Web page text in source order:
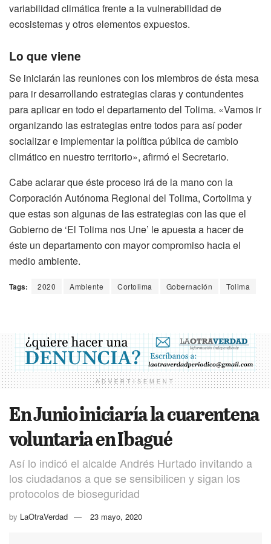
variabilidad climática frente a la vulnerabilidad de
ecosistemas y otros elementos expuestos.
Lo que viene
Se iniciarán las reuniones con los miembros de ésta mesa
para ir desarrollando estrategias claras y contundentes
para aplicar en todo el departamento del Tolima. «Vamos ir
organizando las estrategias entre todos para así poder
socializar e implementar la política pública de cambio
climático en nuestro territorio», afirmó el Secretario.
Cabe aclarar que éste proceso irá de la mano con la
Corporación Autónoma Regional del Tolima, Cortolima y
que estas son algunas de las estrategias con las que el
Gobierno de ‘El Tolima nos Une’ le apuesta a hacer de
éste un departamento con mayor compromiso hacia el
medio ambiente.
Tags: 2020 Ambiente Cortolima Gobernación Tolima
ADVERTISEMENT
En Junio iniciaría la cuarentena
voluntaria en Ibagué
Así lo indicó el alcalde Andrés Hurtado invitando a
los ciudadanos a que se sensibilicen y sigan los
protocolos de bioseguridad
by LaOtraVerdad 23 mayo, 2020